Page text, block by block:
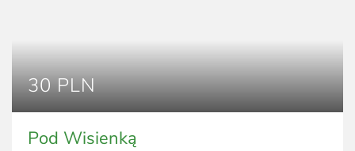
30 PLN
Pod Wisienką